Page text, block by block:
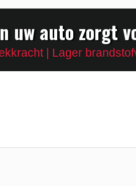
uw auto zorgt
| Lager